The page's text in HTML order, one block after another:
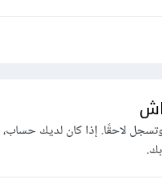
لاحقًا. إذا كان لديك حساب،